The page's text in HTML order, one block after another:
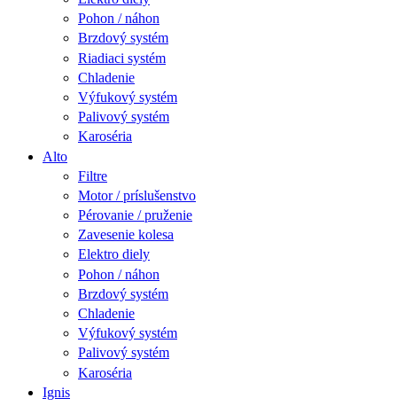
Pohon / náhon
Brzdový systém
Riadiaci systém
Chladenie
Výfukový systém
Palivový systém
Karoséria
Alto
Filtre
Motor / príslušenstvo
Pérovanie / pruženie
Zavesenie kolesa
Elektro diely
Pohon / náhon
Brzdový systém
Chladenie
Výfukový systém
Palivový systém
Karoséria
Ignis